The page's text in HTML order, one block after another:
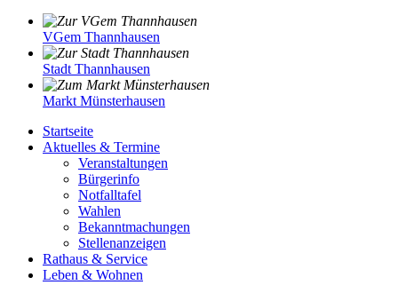
VGem Thannhausen
Stadt Thannhausen
Markt Münsterhausen
Startseite
Aktuelles & Termine
Veranstaltungen
Bürgerinfo
Notfalltafel
Wahlen
Bekanntmachungen
Stellenanzeigen
Rathaus & Service
Leben & Wohnen